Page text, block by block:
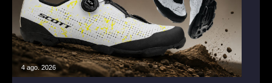
4 ago. 2026